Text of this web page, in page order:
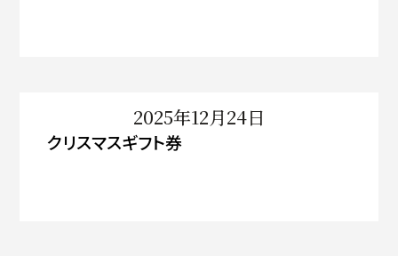
2025年12月24日
クリスマスギフト券